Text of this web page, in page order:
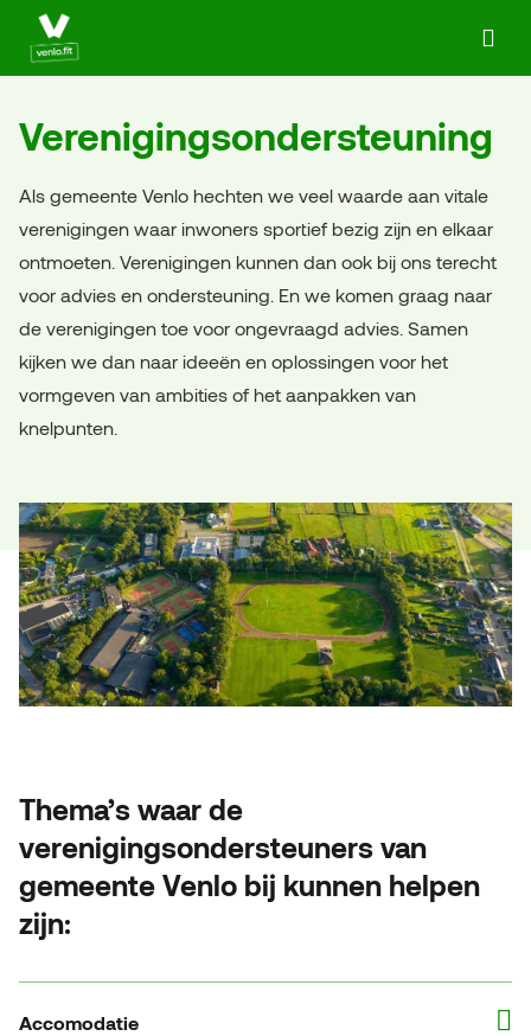
Ga naar de homepage van Actief in Venlo
Verenigingsondersteuning
Als gemeente Venlo hechten we veel waarde aan vitale
verenigingen waar inwoners sportief bezig zijn en elkaar
ontmoeten. Verenigingen kunnen dan ook bij ons terecht
voor advies en ondersteuning. En we komen graag naar
de verenigingen toe voor ongevraagd advies. Samen
kijken we dan naar ideeën en oplossingen voor het
vormgeven van ambities of het aanpakken van
knelpunten.
Thema’s waar de
verenigingsondersteuners van
gemeente Venlo bij kunnen helpen
zijn:
Accomodatie